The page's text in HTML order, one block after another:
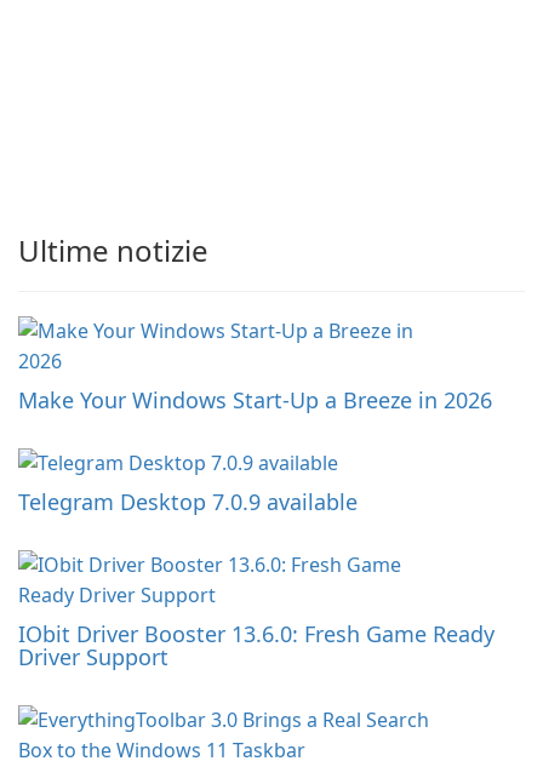
Ultime notizie
Make Your Windows Start-Up a Breeze in 2026
Telegram Desktop 7.0.9 available
IObit Driver Booster 13.6.0: Fresh Game Ready
Driver Support